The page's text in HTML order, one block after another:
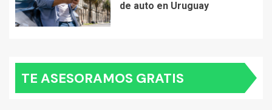
de auto en Uruguay
TE ASESORAMOS GRATIS